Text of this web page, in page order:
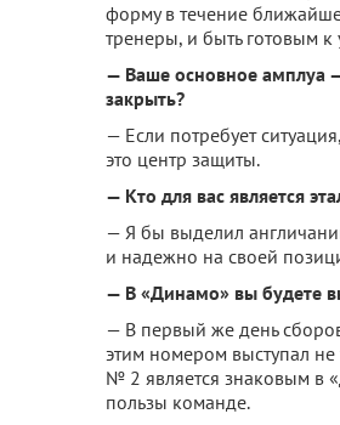
форму в течение
тренеры, и быть готовым
— Ваше основное амплуа
закрыть?
— Если потребует
это центр защиты.
— Кто для вас является
— Я бы выделил
и надежно на своей
— В «Динамо» вы будете
— В первый же день
этим номером выступал не
№ 2 является знаковым в
пользы команде.